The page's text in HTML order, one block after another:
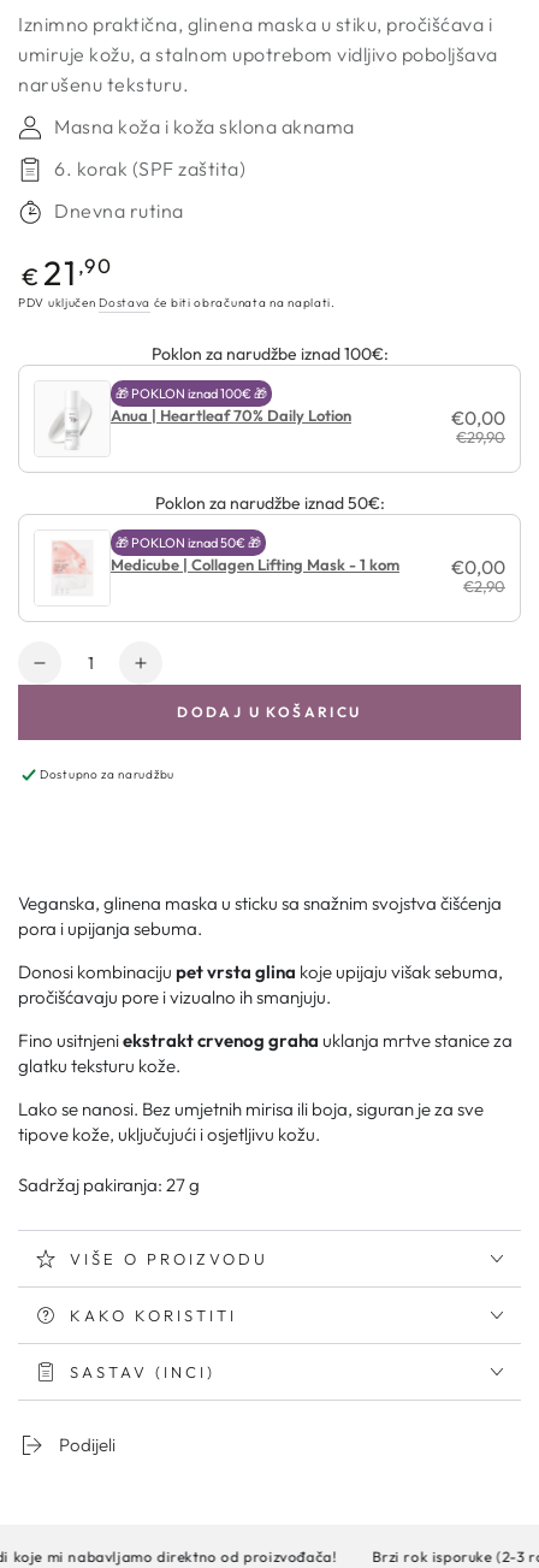
Iznimno praktična, glinena maska u stiku, pročišćava i
umiruje kožu, a stalnom upotrebom vidljivo poboljšava
narušenu teksturu.
Masna koža i koža sklona aknama
6. korak (SPF zaštita)
Dnevna rutina
Redovna
cijena
€ 21 ,90
PDV uključenDostava će biti obračunata na naplati.
Poklon za narudžbe iznad 100€:
🎁 POKLON iznad 100€ 🎁
Anua | Heartleaf 70% Daily Lotion €0,00
€29,90
Poklon za narudžbe iznad 50€:
🎁 POKLON iznad 50€ 🎁
Medicube | Collagen Lifting Mask - 1 kom €0,00
€2,90
Količina
DODAJ U KOŠARICU
Dostupno za narudžbu
Veganska, glinena maska u sticku ​​sa snažnim svojstva čišćenja
pora i upijanja sebuma.
Donosi kombinaciju pet vrsta glina koje upijaju višak sebuma,
pročišćavaju pore i vizualno ih smanjuju.
Fino usitnjeniekstrakt crvenog graha uklanja mrtve stanice za
glatku teksturu kože.
Lako se nanosi. Bez umjetnih mirisa ili boja, siguran je za sve
tipove kože, uključujući i osjetljivu kožu.
Sadržaj pakiranja: 27 g
VIŠE O PROIZVODU
KAKO KORISTITI
SASTAV (INCI)
Podijeli
direktno od proizvođača! Brzi rok isporuke (2-3 radna dana)!